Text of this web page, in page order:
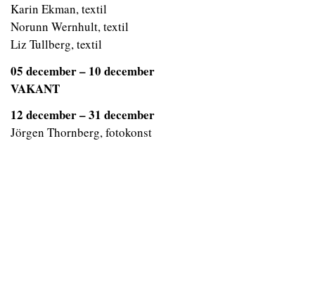
Karin Ekman, textil
Norunn Wernhult, textil
Liz Tullberg, textil
05 december – 10 december
VAKANT
12 december – 31 december
Jörgen Thornberg, fotokonst